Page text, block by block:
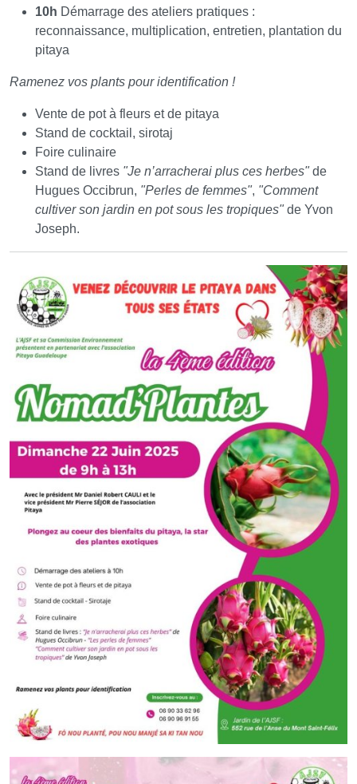
10h Démarrage des ateliers pratiques :
reconnaissance, multiplication, entretien, plantation du
pitaya
Ramenez vos plants pour identification !
Vente de pot à fleurs et de pitaya
Stand de cocktail, sirotaj
Foire culinaire
Stand de livres "Je n’arracherai plus ces herbes"de
Hugues Occibrun, "Perles de femmes", "Comment
cultiver son jardin en pot sous les tropiques"de Yvon
Joseph.